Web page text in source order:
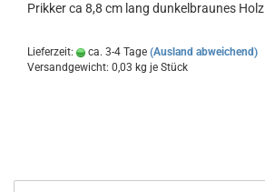
Prikker ca 8,8 cm lang dunkelbraunes Holz
Lieferzeit: ca. 3-4 Tage (Ausland abweichend)
Versandgewicht: 0,03 kg je Stück